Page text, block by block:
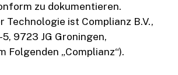
zu dokumentieren.
Technologie ist Complianz B.V.,
9723 JG Groningen,
Folgenden „Complianz“).